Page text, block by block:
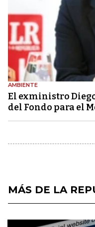
AMBIENTE
El exministro
del Fondo para el
MÁS DE LA